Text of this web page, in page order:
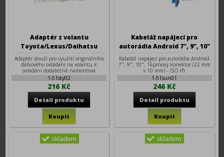
Adaptér z volantu
Toyota/Lexus/Daihatsu
1984-2013 pro autorádia
Android 7", 9", 10"
Adaptér slouží pro využití originálního
dálkového ovládání na volantu k
ovládání dodatečně namontova
1-51sty02
216 Kč
Kabeláž napájecí pro
autorádia Android 7", 9", 10"
Kabeláž napájecí pro autorádia Android
7", 9", 10", 16pinový konektor (22 mm
x 10 mm) - ISO (f).
1-51sun01
246 Kč